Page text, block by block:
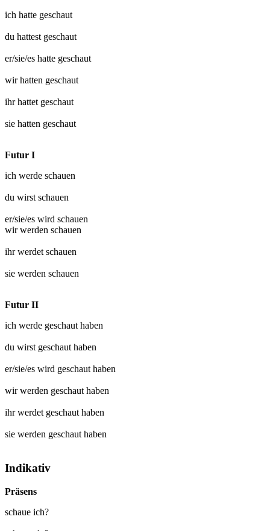
ich hatte geschaut
du hattest geschaut
er/sie/es hatte geschaut
wir hatten geschaut
ihr hattet geschaut
sie hatten geschaut
Futur I
ich werde schauen
du wirst schauen
er/sie/es wird schauen
wir werden schauen
ihr werdet schauen
sie werden schauen
Futur II
ich werde geschaut haben
du wirst geschaut haben
er/sie/es wird geschaut haben
wir werden geschaut haben
ihr werdet geschaut haben
sie werden geschaut haben
Indikativ
Präsens
schaue ich?